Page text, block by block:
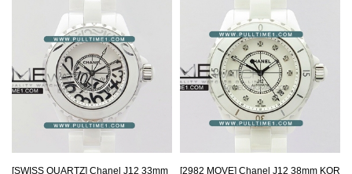
[SWISS QUARTZ] Chanel J12 33mm
[2982 MOVE] Chanel J12 38mm KOR